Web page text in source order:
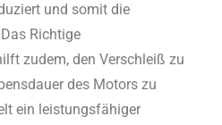
und somit die
Richtige
zudem, den Verschleiß zu
des Motors zu
ein leistungsfähiger